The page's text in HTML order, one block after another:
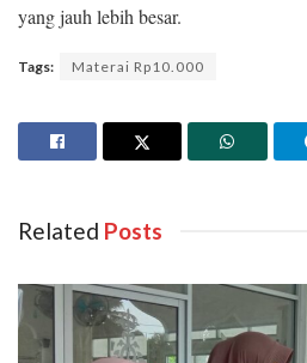
yang jauh lebih besar.
Tags: Materai Rp10.000
Related Posts